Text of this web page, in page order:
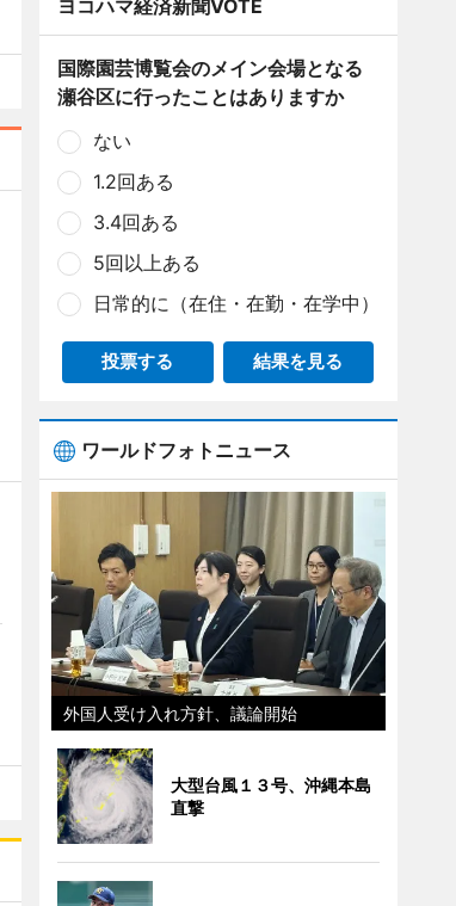
ヨコハマ経済新聞VOTE
国際園芸博覧会のメイン会場となる
瀬谷区に行ったことはありますか
ない
1.2回ある
3.4回ある
5回以上ある
日常的に（在住・在勤・在学中）
投票する 結果を見る
ワールドフォトニュース
外国人受け入れ方針、議論開始
大型台風１３号、沖縄本島
直撃